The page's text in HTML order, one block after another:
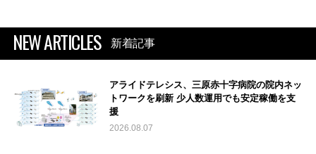
NEW ARTICLES 新着記事
アライドテレシス、三原赤十字病院の院内ネッ
トワークを刷新 少人数運用でも安定稼働を支
援
2026.08.07